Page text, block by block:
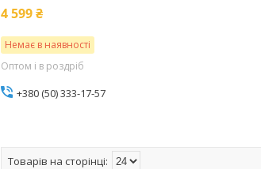
4 599 ₴
Немає в наявності
Оптом і в роздріб
+380 (50) 333-17-57